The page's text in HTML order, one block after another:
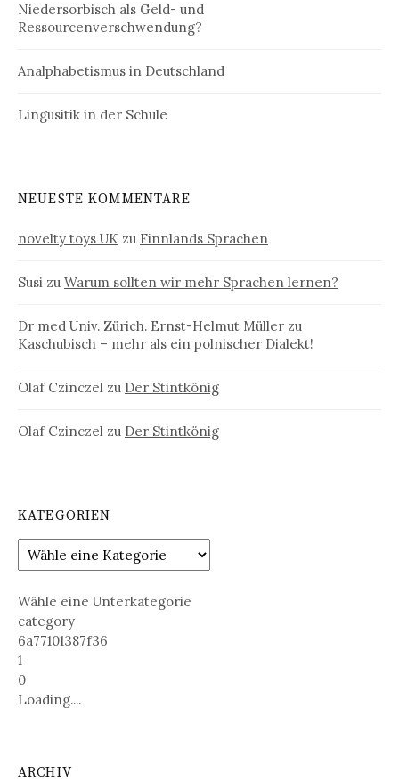
Niedersorbisch als Geld- und
Ressourcenverschwendung?
Analphabetismus in Deutschland
Lingusitik in der Schule
NEUESTE KOMMENTARE
novelty toys UK zu Finnlands Sprachen
Susi zu Warum sollten wir mehr Sprachen lernen?
Dr med Univ. Zürich. Ernst-Helmut Müller zu
Kaschubisch – mehr als ein polnischer Dialekt!
Olaf Czinczel zu Der Stintkönig
Olaf Czinczel zu Der Stintkönig
KATEGORIEN
Wähle eine Unterkategorie
category
6a77101387f36
1
0
Loading....
ARCHIV